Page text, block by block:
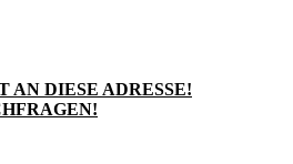
AN DIESE ADRESSE!